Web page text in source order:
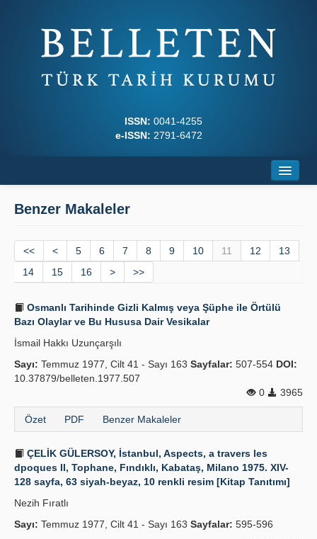
ISSN: 0041-4255
e-ISSN: 2791-6472
Dergi Kurulları
Yazım Kuralları
İlkeler
Kılavuzlar
Benzer Makaleler
<< < 5 6 7 8 9 10 11 12
13
14
15 16 > >>
Osmanlı Tarihinde Gizli Kalmış veya Şüphe ile Örtülü
Bazı Olaylar ve Bu Hususa Dair Vesikalar
İsmail Hakkı Uzunçarşılı
Sayı: Temmuz 1977, Cilt 41 - Sayı 163 Sayfalar: 507-554 DOI:
10.37879/belleten.1977.507
0
3965
Özet PDF Benzer Makaleler
ÇELİK GÜLERSOY, İstanbul, Aspects, a travers les
dpoques II, Tophane, Fındıklı, Kabataş, Milano 1975. XIV-
128 sayfa, 63 siyah-beyaz, 10 renkli resim [Kitap Tanıtımı]
Nezih Fıratlı
Sayı: Temmuz 1977, Cilt 41 - Sayı 163 Sayfalar: 595-596